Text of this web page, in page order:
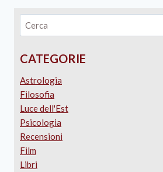
CATEGORIE
Astrologia
Filosofia
Luce dell'Est
Psicologia
Recensioni
Film
Libri